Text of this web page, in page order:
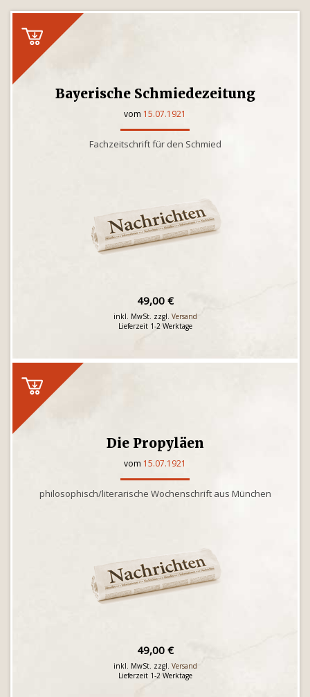
Bayerische Schmiedezeitung
vom 15.07.1921
Fachzeitschrift für den Schmied
49,00 €
inkl. MwSt. zzgl. Versand
Lieferzeit 1-2 Werktage
Die Propyläen
vom 15.07.1921
philosophisch/literarische Wochenschrift aus München
49,00 €
inkl. MwSt. zzgl. Versand
Lieferzeit 1-2 Werktage